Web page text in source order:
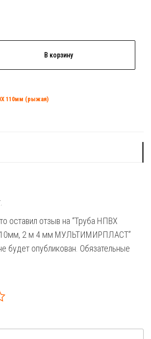
В корзину
110мм (рыжая)
оставил отзыв на “Труба НПВХ
2 м 4 мм МУЛЬТИМИРПЛАСТ”
будет опубликован. Обязательные